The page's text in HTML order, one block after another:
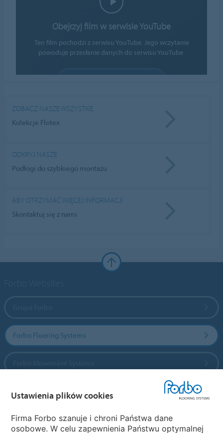
Obejrzyj film w serwisie YouTube
Ten film pochodzi z serwisu YouTube. Jego wczytanie
powoduje przesłanie danych do serwisu YouTube.
ZOBACZ NASZE WSZYSTKIE
Kolekcje Flotex
ODKRYJ NASZE
Podłogi do szybkiego montażu
ABY OTRZYMAĆ WIĘCEJ INFORMACJI
Skontaktuj się z nami
Forbo Flooring Systems
Ustawienia plików cookies
Firma Forbo szanuje i chroni Państwa dane
osobowe. W celu zapewnienia Państwu optymalnej